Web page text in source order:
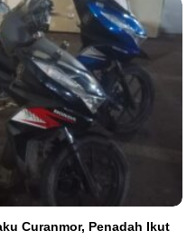
Curanmor, Penadah Ikut